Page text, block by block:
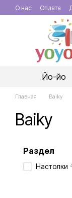
Перейти к
О нас Оплата
Йо-йо
Главная Baiky
Baiky
Раздел
Настолки